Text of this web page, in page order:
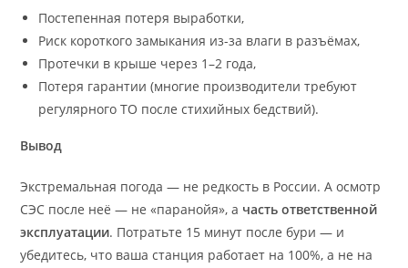
Постепенная потеря выработки,
Риск короткого замыкания из-за влаги в разъёмах,
Протечки в крыше через 1–2 года,
Потеря гарантии (многие производители требуют
регулярного ТО после стихийных бедствий).
Вывод
Экстремальная погода — не редкость в России. А осмотр
СЭС после неё — не «паранойя», а часть ответственной
эксплуатации. Потратьте 15 минут после бури — и
убедитесь, что ваша станция работает на 100%, а не на